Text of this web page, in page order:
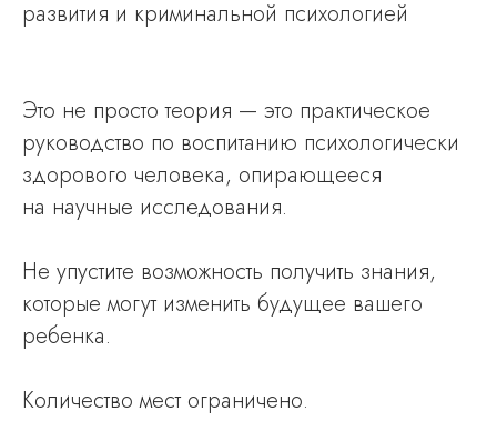
развития и криминальной психологией
Это не просто теория — это практическое
руководство по воспитанию психологически
здорового человека, опирающееся
на научные исследования.
Не упустите возможность получить знания,
которые могут изменить будущее вашего
ребенка.
Количество мест ограничено.